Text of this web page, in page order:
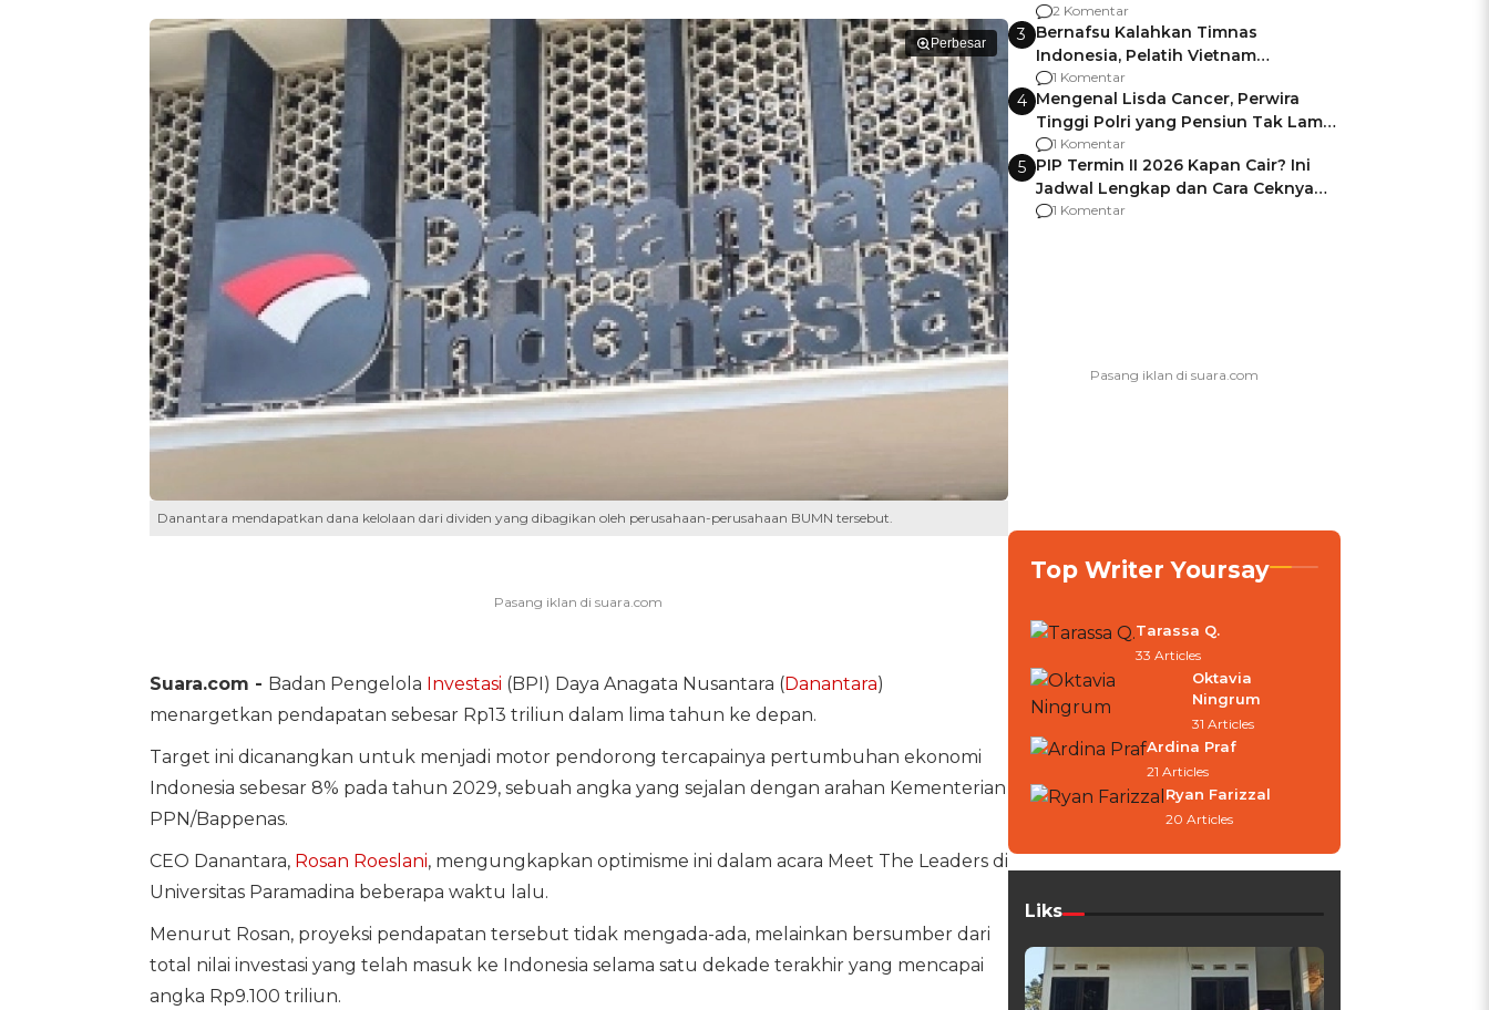
Perbesar
Danantara mendapatkan dana kelolaan dari dividen yang dibagikan oleh perusahaan-perusahaan BUMN tersebut.
Suara.com - Badan Pengelola Investasi (BPI) Daya Anagata Nusantara (Danantara)
menargetkan pendapatan sebesar Rp13 triliun dalam lima tahun ke depan.
Target ini dicanangkan untuk menjadi motor pendorong tercapainya pertumbuhan ekonomi
Indonesia sebesar 8% pada tahun 2029, sebuah angka yang sejalan dengan arahan Kementerian
PPN/Bappenas.
CEO Danantara, Rosan Roeslani, mengungkapkan optimisme ini dalam acara Meet The Leaders di
Universitas Paramadina beberapa waktu lalu.
Menurut Rosan, proyeksi pendapatan tersebut tidak mengada-ada, melainkan bersumber dari
total nilai investasi yang telah masuk ke Indonesia selama satu dekade terakhir yang mencapai
angka Rp9.100 triliun.
Pemalang
2 Komentar
3 Bernafsu Kalahkan Timnas
Indonesia, Pelatih Vietnam
Berencana Pakai Jimat di Pakansari
1 Komentar
4 Mengenal Lisda Cancer, Perwira
Tinggi Polri yang Pensiun Tak Lama
Usai Jadi Brigjen
1 Komentar
5 PIP Termin II 2026 Kapan Cair? Ini
Jadwal Lengkap dan Cara Ceknya
agar Dana Tidak Hangus!
1 Komentar
Top Writer Yoursay
Tarassa Q.
33 Articles
Oktavia
Ningrum
31 Articles
Ardina Praf
21 Articles
Ryan Farizzal
20 Articles
Liks